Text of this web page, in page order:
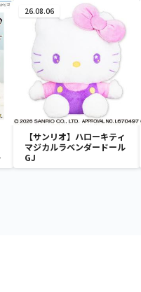
26.08.06
【サンリオ】ハローキティ
マジカルラベンダードール
GJ